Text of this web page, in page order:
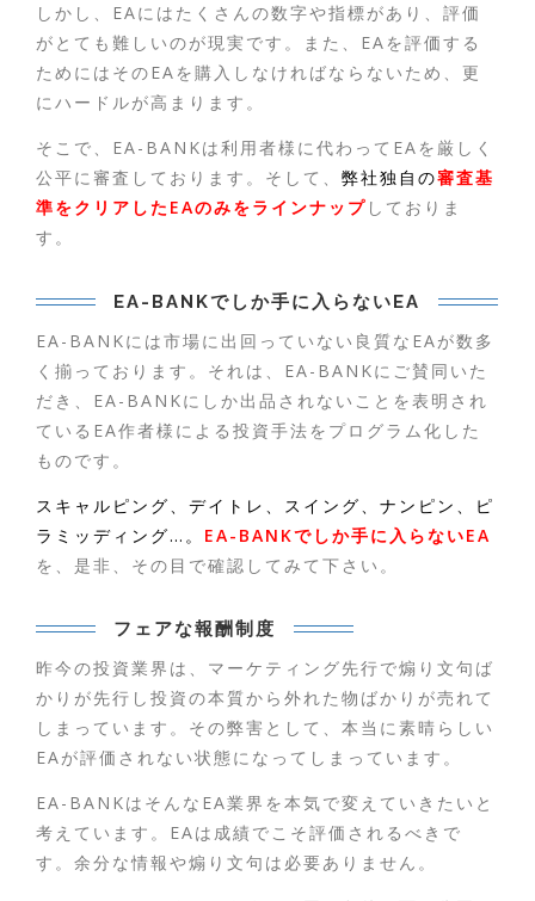
しかし、EAにはたくさんの数字や指標があり、評価
がとても難しいのが現実です。また、EAを評価する
ためにはそのEAを購入しなければならないため、更
にハードルが高まります。
そこで、EA-BANKは利用者様に代わってEAを厳しく
公平に審査しております。そして、 弊社独自の審査基
準をクリアしたEAのみをラインナップ しておりま
す。
EA-BANKでしか手に入らないEA
EA-BANKには市場に出回っていない良質なEAが数多
く揃っております。それは、EA-BANKにご賛同いた
だき、EA-BANKにしか出品されないことを表明され
ているEA作者様による投資手法をプログラム化した
ものです。
スキャルピング、デイトレ、スイング、ナンピン、ピ
ラミッディング…。 EA-BANKでしか手に入らないEA
を、是非、その目で確認してみて下さい。
フェアな報酬制度
昨今の投資業界は、マーケティング先行で煽り文句ば
かりが先行し投資の本質から外れた物ばかりが売れて
しまっています。その弊害として、本当に素晴らしい
EAが評価されない状態になってしまっています。
EA-BANKはそんなEA業界を本気で変えていきたいと
考えています。EAは成績でこそ評価されるべきで
す。余分な情報や煽り文句は必要ありません。